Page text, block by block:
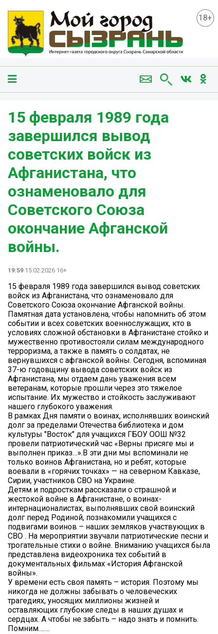
18+
15 февраля 1989 года
завершился вывод
советских войск из
Афганистана, что
ознаменовало для
Советского Союза
окончание Афганской
войны.
19:59 15.02.2026 16+
15 февраля 1989 года завершился вывод советских
войск из Афганистана, что ознаменовало для
Советского Союза окончание Афганской войны.
Памятная дата установлена, чтобы напомнить об этом
событии и всех советских военнослужащих, кто в
условиях сложной обстановки в Афганистане стойко и
мужественно противостояли силам международного
терроризма, а также в память о солдатах, не
вернувшихся с афганской войны. Сегодня, вспоминая
37-ю годовщину вывода советских войск из
Афганистана, мы отдаем дань уважения всем
ветеранам, которые прошли через это тяжелое
испытание. Их мужество и стойкость заслуживают
нашего глубокого уважения.
В рамках Дня памяти о воинах, исполнявших воинский
долг за пределами Отечества библиотека и дом
культуры "Восток" для учащихся ГБОУ ООШ №32
провели патриотический час «Верны присяге мы и
выполнен приказ…».В эти дни мы вспоминали не
только воинов Афганистана, но и ребят, которые
воевали в «горячих точках» — на северном Кавказе,
Сирии, участников СВО на Украине.
Детям и подросткам рассказали о страшной и
жестокой войне в Афганистане, о воинах-
интернационалистах, выполнявших свой воинский
долг перед Родиной, познакомили учащихся с
подвигами воинов – наших земляков участвующих в
СВО . На мероприятии звучали патриотические песни и
трогательные стихи о войне. Вниманию учащихся была
представлена видеохроника тех событий в
документальных фильмах «История Афганской
войны».
У времени есть своя память – история. Поэтому мы
никогда не должны забывать о человеческих
трагедиях, уносящих миллионы жизней и
оставляющих глубокие следы в наших душах и
сердцах. А чтобы не забыть – надо знать и помнить.
Помним…….